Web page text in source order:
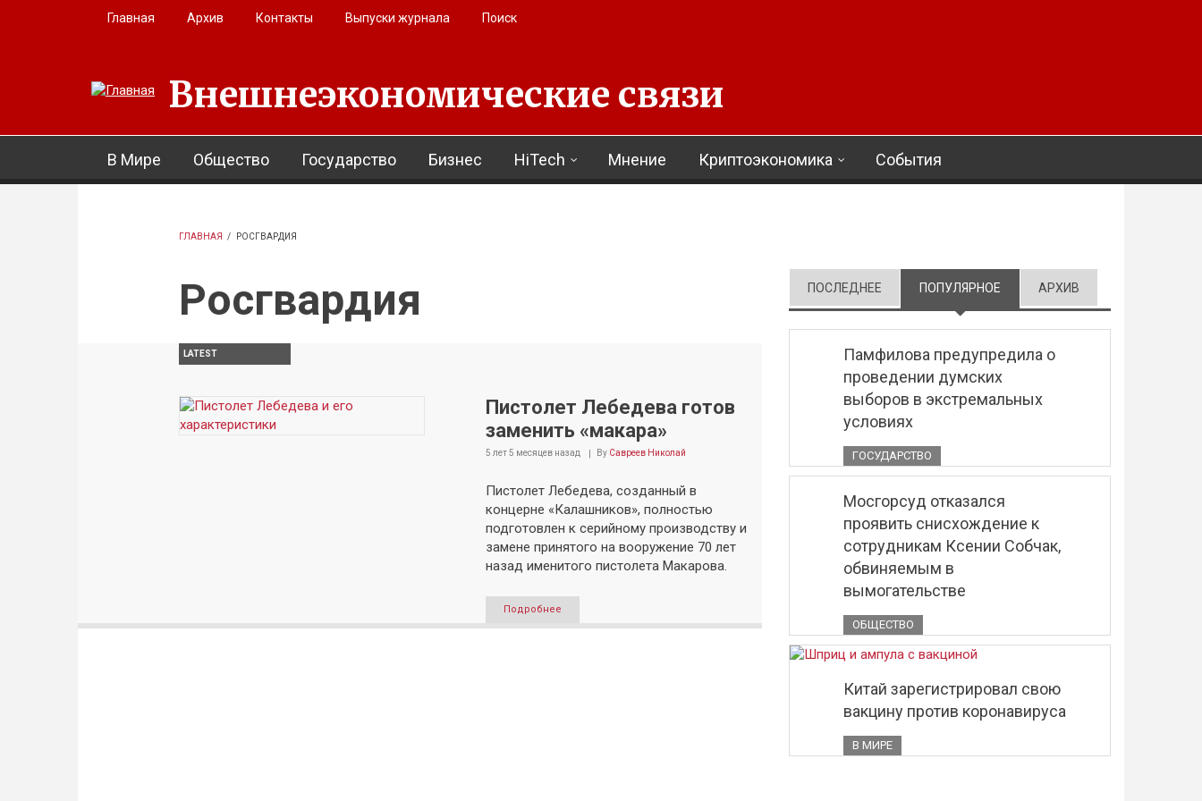
Перейти к основному содержанию
Главная Архив Контакты Выпуски журнала Поиск
Внешнеэкономические связи
В Мире Общество Государство Бизнес HiTech Мнение Криптоэкономика События
ГЛАВНАЯ / РОСГВАРДИЯ
Росгвардия
LATEST
Пистолет Лебедева готов
заменить «макара»
5 лет 5 месяцевназад By Савреев Николай
Пистолет Лебедева, созданный в
концерне «Калашников», полностью
подготовлен к серийному производству и
замене принятого на вооружение 70 лет
назад именитого пистолета Макарова.
Подробнее
ПОСЛЕДНЕЕ ПОПУЛЯРНОЕ (АКТИВНАЯ ВКЛАДКА)
АРХИВ
Памфилова предупредила о
проведении думских
выборов в экстремальных
условиях
ГОСУДАРСТВО
Мосгорсуд отказался
проявить снисхождение к
сотрудникам Ксении Собчак,
обвиняемым в
вымогательстве
ОБЩЕСТВО
Китай зарегистрировал свою
вакцину против коронавируса
В МИРЕ